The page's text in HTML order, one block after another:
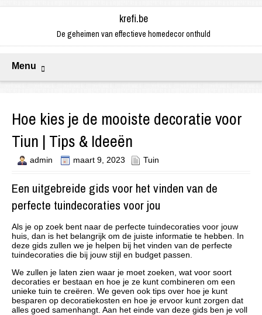
krefi.be
De geheimen van effectieve homedecor onthuld
Menu
Hoe kies je de mooiste decoratie voor
Tiun | Tips & Ideeën
admin maart 9, 2023 Tuin
Een uitgebreide gids voor het vinden van de
perfecte tuindecoraties voor jou
Als je op zoek bent naar de perfecte tuindecoraties voor jouw
huis, dan is het belangrijk om de juiste informatie te hebben. In
deze gids zullen we je helpen bij het vinden van de perfecte
tuindecoraties die bij jouw stijl en budget passen.
We zullen je laten zien waar je moet zoeken, wat voor soort
decoraties er bestaan en hoe je ze kunt combineren om een
unieke tuin te creëren. We geven ook tips over hoe je kunt
besparen op decoratiekosten en hoe je ervoor kunt zorgen dat
alles goed samenhangt. Aan het einde van deze gids ben je voll